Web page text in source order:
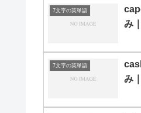
7文字の英単語
み
7文字の英単語
み